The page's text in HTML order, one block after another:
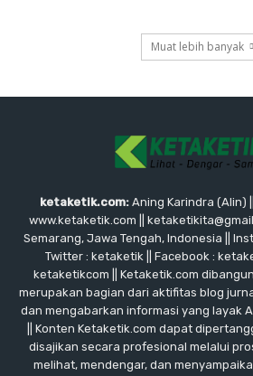
Muat lebih banyak
ketaketik.com: Aning Karindra (Alin)
www.ketaketik.com ||
Semarang, Jawa Tengah, Indonesia ||
Twitter : ketaketik || Facebook :
ketaketikcom || Ketaketik.com
merupakan bagian dari aktifitas blog
dan mengabarkan informasi yang layak
|| Konten Ketaketik.com dapat
disajikan secara profesional melalui
melihat, mendengar, dan